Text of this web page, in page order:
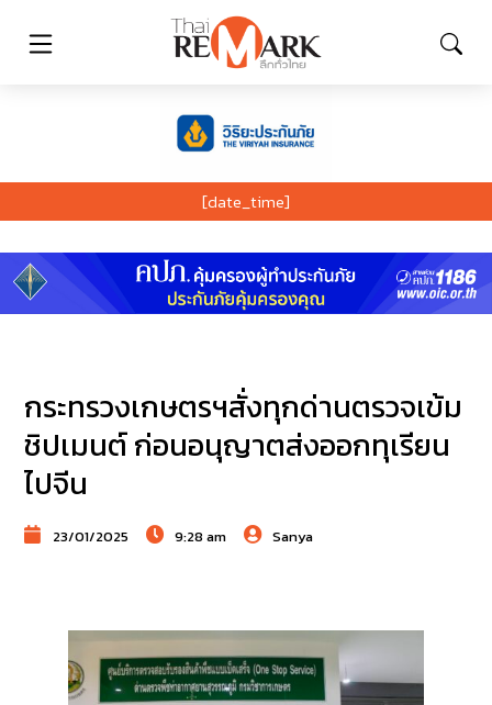
[date_time]
กระทรวงเกษตรฯสั่งทุกด่านตรวจเข้ม
ชิปเมนต์ ก่อนอนุญาตส่งออกทุเรียน
ไปจีน
23/01/2025 9:28 am Sanya